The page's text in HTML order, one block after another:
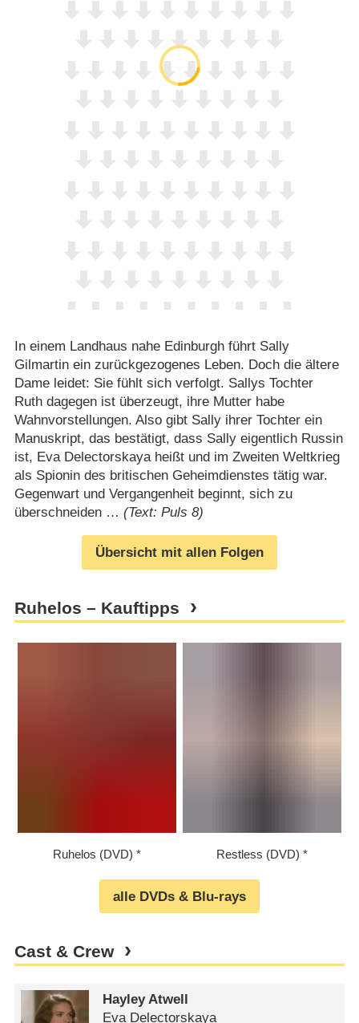
In einem Landhaus nahe Edinburgh führt Sally
Gilmartin ein zurückgezogenes Leben. Doch die ältere
Dame leidet: Sie fühlt sich verfolgt. Sallys Tochter
Ruth dagegen ist überzeugt, ihre Mutter habe
Wahnvorstellungen. Also gibt Sally ihrer Tochter ein
Manuskript, das bestätigt, dass Sally eigentlich Russin
ist, Eva Delectorskaya heißt und im Zweiten Weltkrieg
als Spionin des britischen Geheimdienstes tätig war.
Gegenwart und Vergangenheit beginnt, sich zu
überschneiden … (Text: Puls 8)
Übersicht mit allen Folgen
Ruhelos – Kauftipps
Ruhelos (DVD) Restless (DVD)
alle DVDs & Blu-rays
Cast & Crew
Hayley Atwell
Eva Delectorskaya